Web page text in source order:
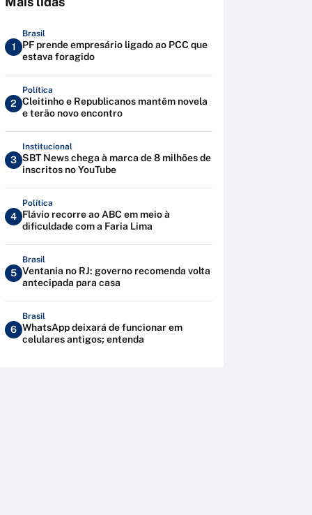
1
Brasil
PF prende empresário ligado ao PCC que
estava foragido
2
Política
Cleitinho e Republicanos mantêm novela
e terão novo encontro
3
Institucional
SBT News chega à marca de 8 milhões de
inscritos no YouTube
4
Política
Flávio recorre ao ABC em meio à
dificuldade com a Faria Lima
5
Brasil
Ventania no RJ: governo recomenda volta
antecipada para casa
6
Brasil
WhatsApp deixará de funcionar em
celulares antigos; entenda